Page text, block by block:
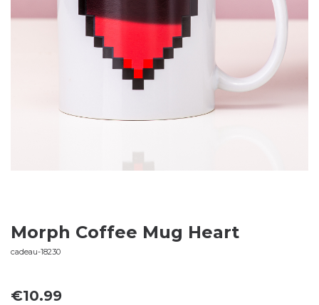
Morph Coffee Mug Heart
cadeau-18230
€10.99